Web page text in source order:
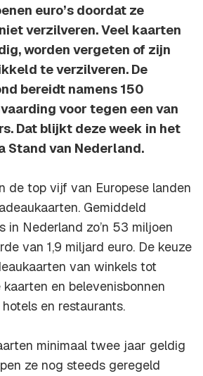
euro’s doordat ze
verzilveren. Veel kaarten
worden vergeten of zijn
te verzilveren. De
bereidt namens 150
voor tegen een van
Dat blijkt deze week in het
Stand van Nederland.
de top vijf van Europese landen
Gemiddeld
in Nederland zo’n 53 miljoen
van 1,9 miljard euro. De keuze
van winkels tot
en belevenisbonnen
en restaurants.
minimaal twee jaar geldig
ze nog steeds geregeld